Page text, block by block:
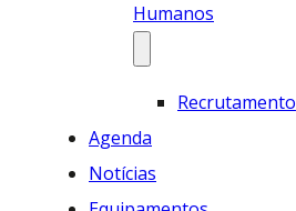
Humanos
Recrutamento
Agenda
Notícias